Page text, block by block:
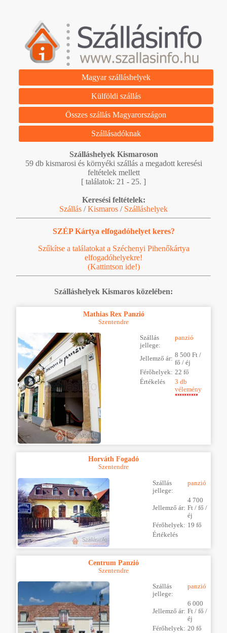
Magyar szálláshelyek
Külföldi szállás
Összes szállás Magyarországon
Szállásadóknak
Szálláshelyek Kismaroson
59 db kismarosi és környéki szállás a megadott keresési
feltételek mellett
[ találatok: 21 - 25. ]
Keresési feltételek:
Szállás /Kismaros / Szálláshelyek
SZÉP Kártya elfogadóhelyet keres?
Szűkítse a találatokat a Széchenyi Pihenőkártya
elfogadóhelyekre!
(Kattintson ide!)
Szálláshelyek Kismaros közelében:
Mathias Rex Panzió
Szentendre
Szállás
jellege:
panzió
Jellemző ár: 8 500 Ft /
fő / éj
Férőhelyek: 22 fő
Értékelés
3 db
vélemény
Horváth Fogadó
Szentendre
Szállás
jellege:
panzió
Jellemző ár:
4 700
Ft / fő /
éj
Férőhelyek: 19 fő
Értékelés
Centrum Panzió
Szentendre
Szállás
jellege:
panzió
Jellemző ár:
6 000
Ft / fő /
éj
Férőhelyek: 20 fő